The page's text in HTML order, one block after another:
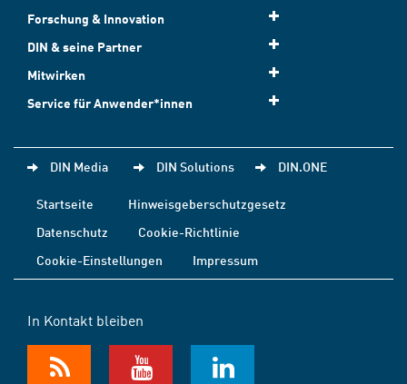
Forschung & Innovation
DIN & seine Partner
Mitwirken
Service für Anwender*innen
DIN Media DIN Solutions DIN.ONE
Startseite
Hinweisgeberschutzgesetz
Datenschutz
Cookie-Richtlinie
Cookie-Einstellungen
Impressum
In Kontakt bleiben